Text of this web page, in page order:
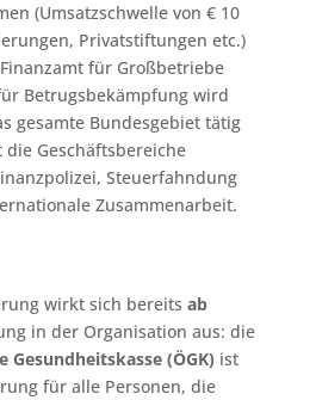
(Umsatzschwelle von € 10
Privatstiftungen etc.)
für Großbetriebe
Betrugsbekämpfung wird
gesamte Bundesgebiet tätig
Geschäftsbereiche
Steuerfahndung
Zusammenarbeit.
wirkt sich bereits ab
in der Organisation aus: die
Gesundheitskasse (ÖGK) ist
für alle Personen, die